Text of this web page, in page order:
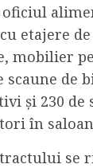
etajere
mobilier
scaune de
și 230 de
în
se